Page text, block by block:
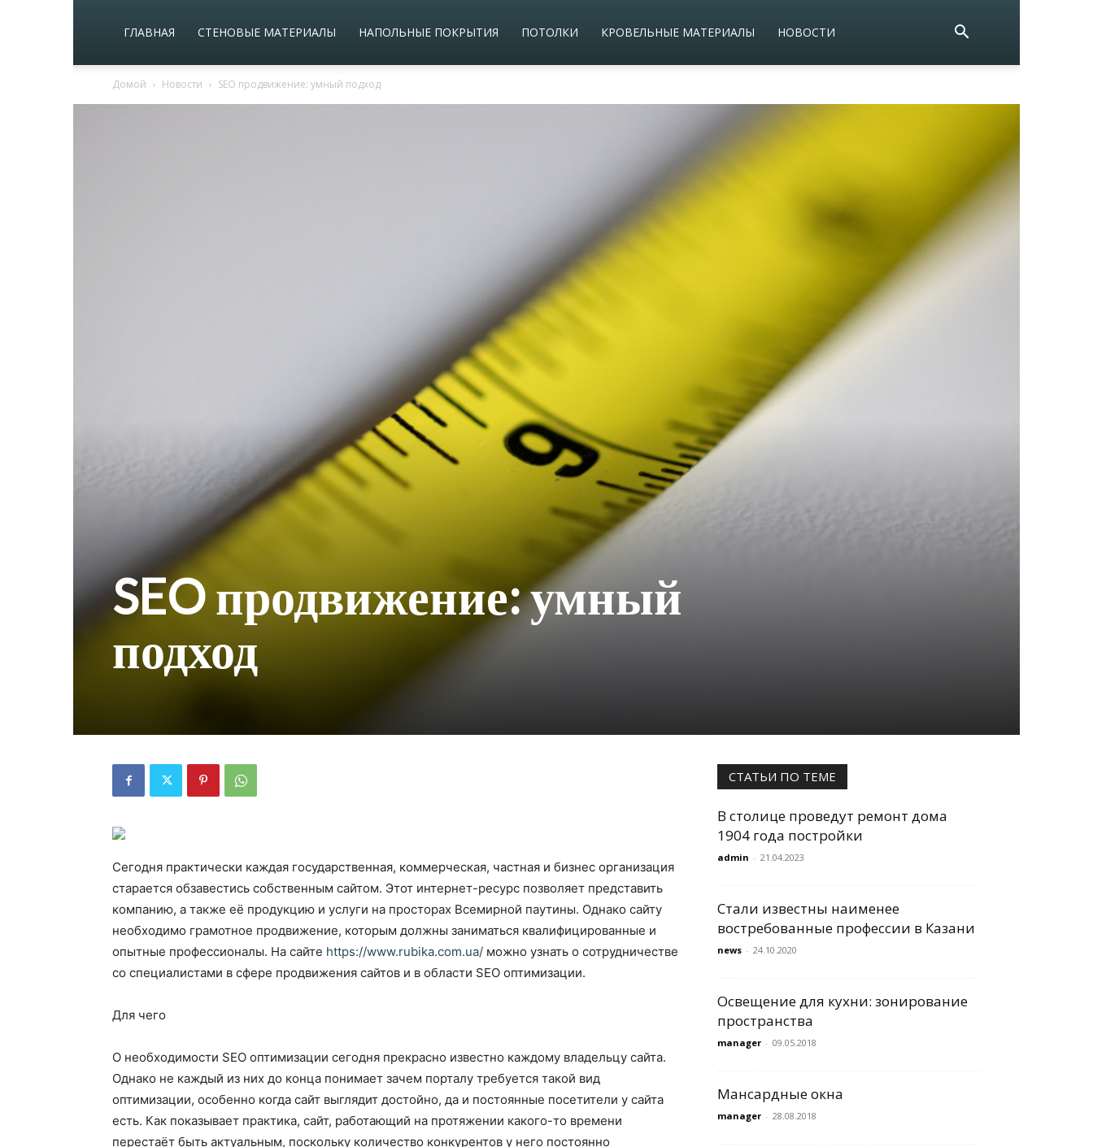
ГЛАВНАЯ СТЕНОВЫЕ МАТЕРИАЛЫ НАПОЛЬНЫЕ ПОКРЫТИЯ ПОТОЛКИ КРОВЕЛЬНЫЕ МАТЕРИАЛЫ НОВОСТИ
Домой Новости SEO продвижение: умный подход
SEO продвижение: умный
подход
Сегодня практически каждая государственная, коммерческая, частная и бизнес организация
старается обзавестись собственным сайтом. Этот интернет-ресурс позволяет представить
компанию, а также её продукцию и услуги на просторах Всемирной паутины. Однако сайту
необходимо грамотное продвижение, которым должны заниматься квалифицированные и
опытные профессионалы. На сайте https://www.rubika.com.ua/ можно узнать о сотрудничестве
со специалистами в сфере продвижения сайтов и в области SEO оптимизации.
Для чего
О необходимости SEO оптимизации сегодня прекрасно известно каждому владельцу сайта.
Однако не каждый из них до конца понимает зачем порталу требуется такой вид
оптимизации, особенно когда сайт выглядит достойно, да и постоянные посетители у сайта
есть. Как показывает практика, сайт, работающий на протяжении какого-то времени
перестаёт быть актуальным, поскольку количество конкурентов у него постоянно
СТАТЬИ ПО ТЕМЕ
В столице проведут ремонт дома
1904 года постройки
admin - 21.04.2023
Стали известны наименее
востребованные профессии в Казани
news - 24.10.2020
Освещение для кухни: зонирование
пространства
manager - 09.05.2018
Мансардные окна
manager - 28.08.2018